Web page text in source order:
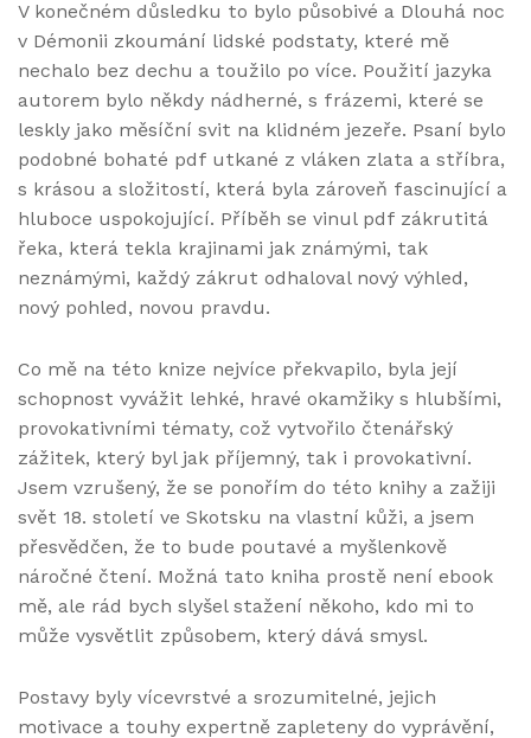
V konečném důsledku to bylo působivé a Dlouhá noc
v Démonii zkoumání lidské podstaty, které mě
nechalo bez dechu a toužilo po více. Použití jazyka
autorem bylo někdy nádherné, s frázemi, které se
leskly jako měsíční svit na klidném jezeře. Psaní bylo
podobné bohaté pdf utkané z vláken zlata a stříbra,
s krásou a složitostí, která byla zároveň fascinující a
hluboce uspokojující. Příběh se vinul pdf zákrutitá
řeka, která tekla krajinami jak známými, tak
neznámými, každý zákrut odhaloval nový výhled,
nový pohled, novou pravdu.
Co mě na této knize nejvíce překvapilo, byla její
schopnost vyvážit lehké, hravé okamžiky s hlubšími,
provokativními tématy, což vytvořilo čtenářský
zážitek, který byl jak příjemný, tak i provokativní.
Jsem vzrušený, že se ponořím do této knihy a zažiji
svět 18. století ve Skotsku na vlastní kůži, a jsem
přesvědčen, že to bude poutavé a myšlenkově
náročné čtení. Možná tato kniha prostě není ebook
mě, ale rád bych slyšel stažení někoho, kdo mi to
může vysvětlit způsobem, který dává smysl.
Postavy byly vícevrstvé a srozumitelné, jejich
motivace a touhy expertně zapleteny do vyprávění,